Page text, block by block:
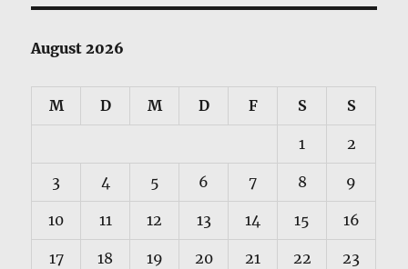
August 2026
M D M D F S S
1 2
3 4 5 6 7 8 9
10 11 12 13 14 15 16
17 18 19 20 21 22 23